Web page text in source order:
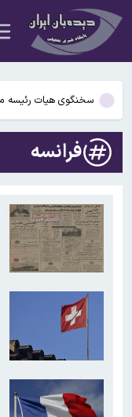
استارتاپ بریتانیایی
یک تغییر مهم در حوزه
زمانی افزایش خواهد
سخنگوی هیات رئیسه
اجرای کامل تعهدات
جلسات صحن علنی
هشدار به مسافران؛
استارتاپ بریتانیایی
یک تغییر مهم در حوزه
زمانی افزایش خواهد
فرانسه